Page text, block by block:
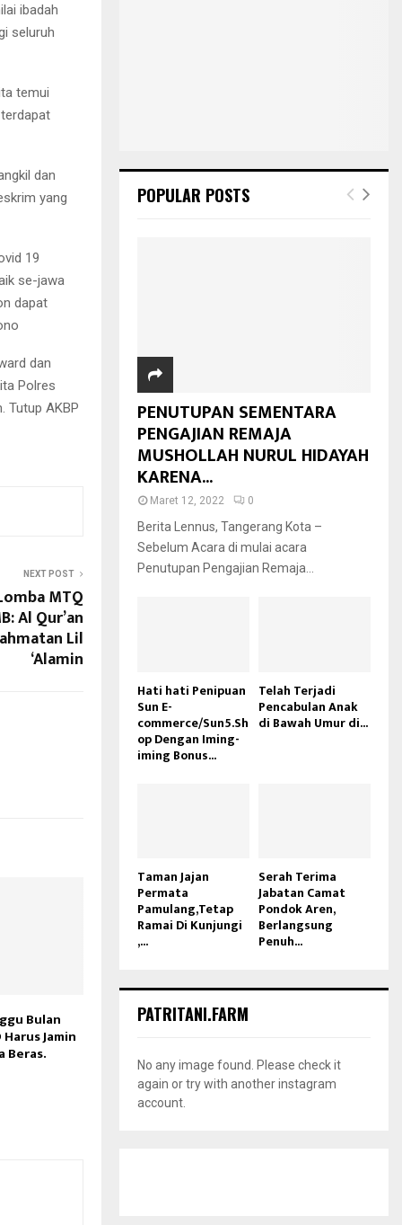
ibadah
seluruh
temui
dan
yang
19
se-jawa
dapat
dan
Polres
Tutup AKBP
NEXT POST
MTQ
Al Qur’an
Lil
‘Alamin
Bulan
Jamin
Beras.
POPULAR POSTS
PENUTUPAN SEMENTARA
PENGAJIAN REMAJA
MUSHOLLAH NURUL HIDAYAH
KARENA...
Maret 12, 2022 0
Berita Lennus, Tangerang Kota –
Sebelum Acara di mulai acara
Penutupan Pengajian Remaja...
Hati hati Penipuan
Sun E-
commerce/Sun5.Sh
op Dengan Iming-
iming Bonus...
Telah Terjadi
Pencabulan Anak
di Bawah Umur di...
Taman Jajan
Permata
Pamulang,Tetap
Ramai Di Kunjungi
,...
Serah Terima
Jabatan Camat
Pondok Aren,
Berlangsung
Penuh...
PATRITANI.FARM
No any image found. Please check it
again or try with another instagram
account.